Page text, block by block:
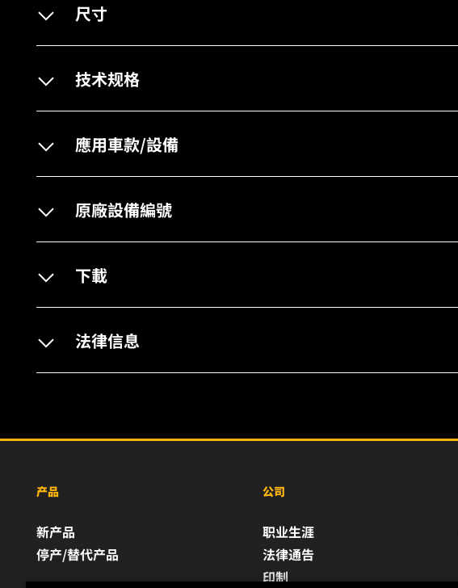
尺寸
技术规格
應用車款/設備
原廠設備編號
下載
法律信息
产品
新产品
停产/替代产品
公司
职业生涯
法律通告
印制